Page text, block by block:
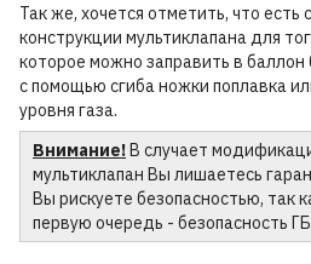
Так же, хочется отметить, что есть
конструкции мультиклапана для
которое можно заправить в
с помощью сгиба ножки поплавка
уровня газа.
Внимание!В случает
мультиклапан Вы лишаетесь
Вы рискуете безопасностью, так
первую очередь - безопасность